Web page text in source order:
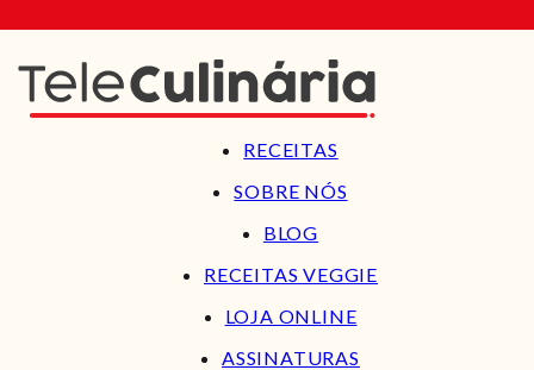
RECEITAS
SOBRE NÓS
BLOG
RECEITAS VEGGIE
LOJA ONLINE
ASSINATURAS